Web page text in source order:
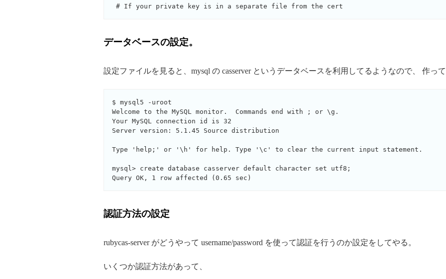
データベースの設定。
設定ファイルを見ると、mysql の casserver というデータベースを利用してるようなので、 作っ
$ mysql5 -uroot
Welcome to the MySQL monitor.  Commands end with ; or \g.
Your MySQL connection id is 32
Server version: 5.1.45 Source distribution
Type 'help;' or '\h' for help. Type '\c' to clear the current input statement.
mysql> create database casserver default character set utf8;
認証方法の設定
rubycas-server がどうやって username/password を使って認証を行うのか設定をしてやる。
いくつか認証方法があって、